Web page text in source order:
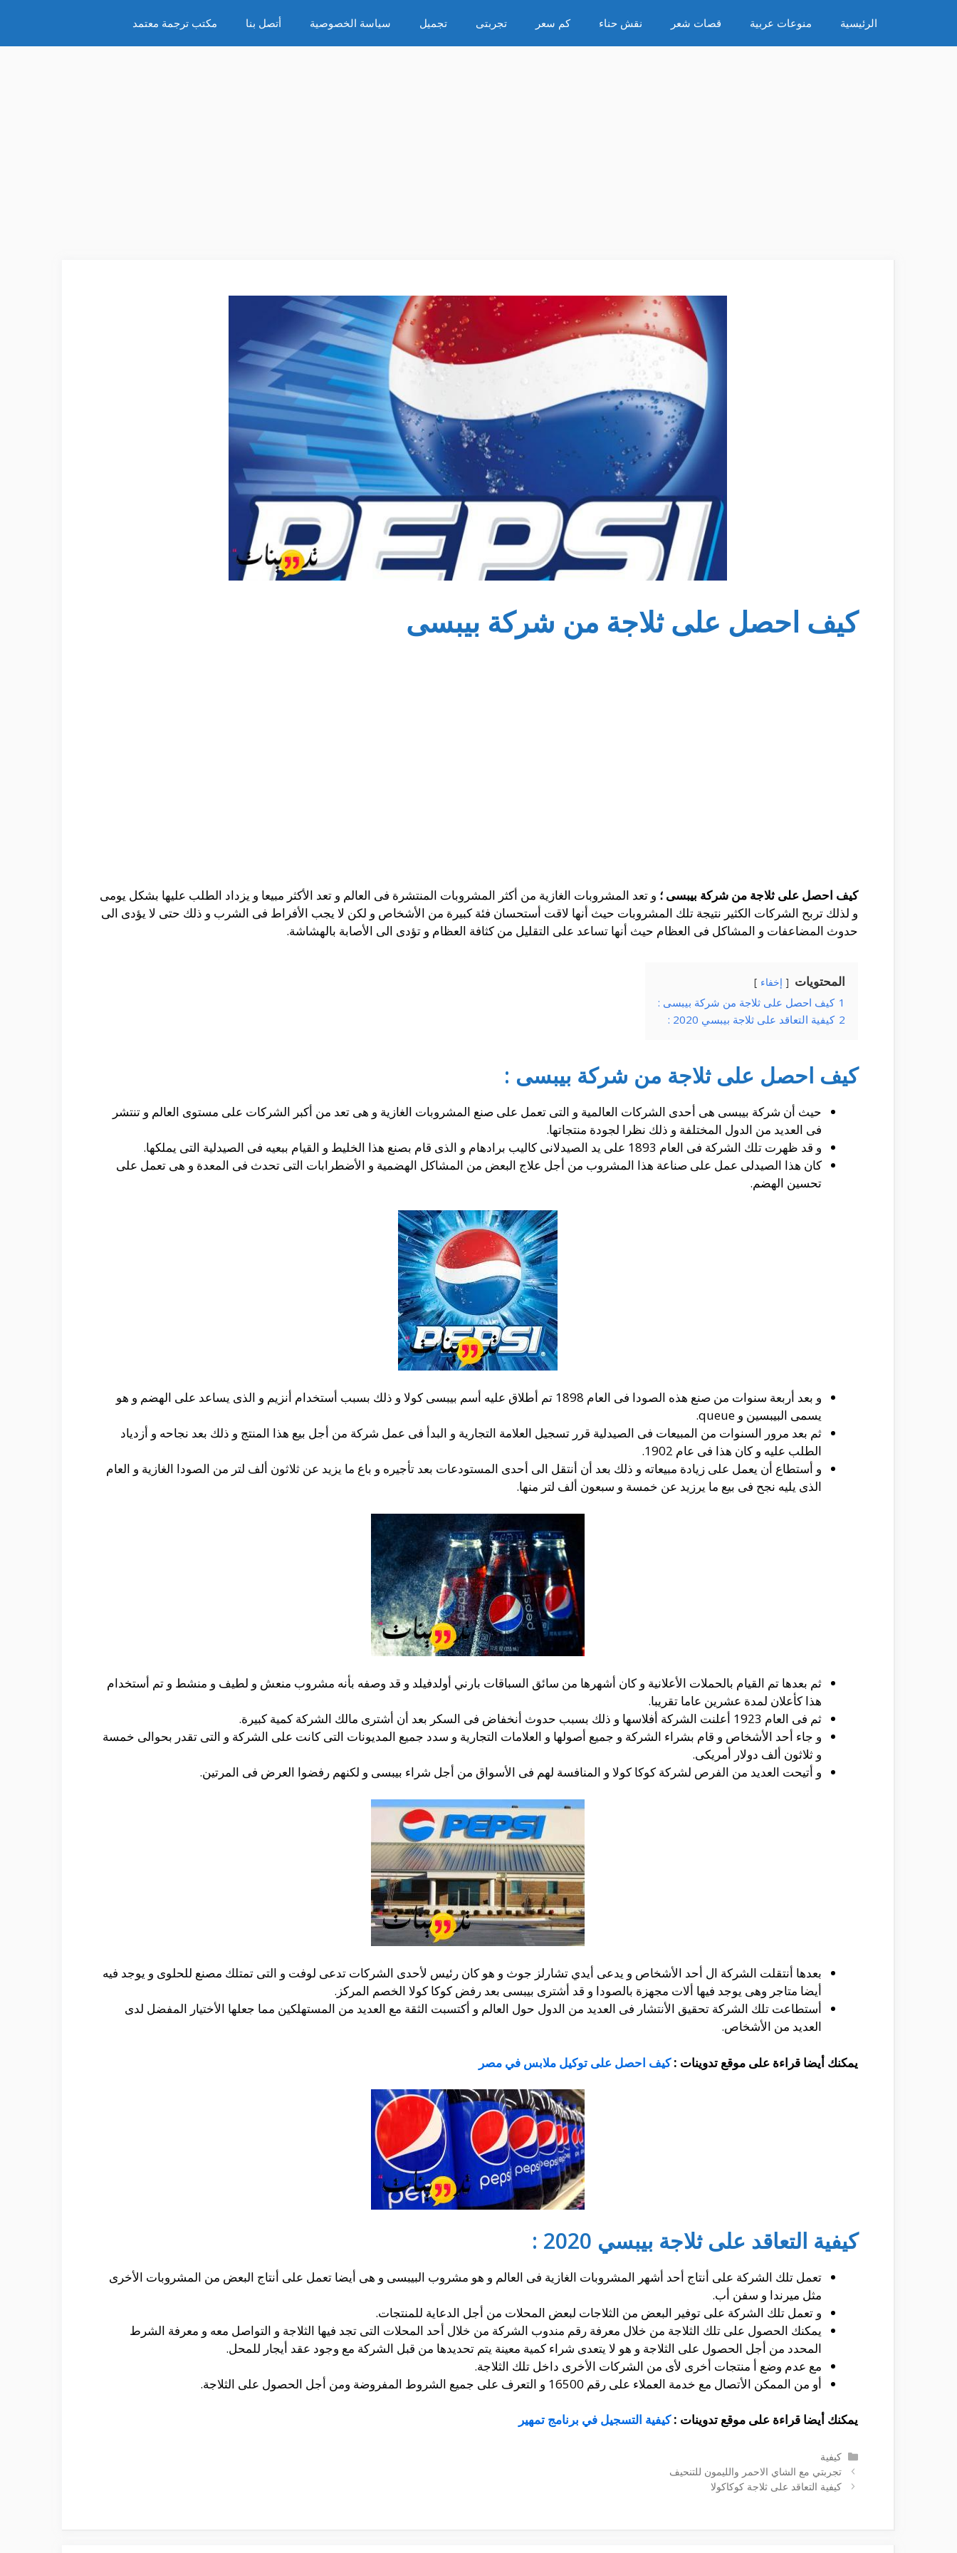
المحتوى
الرئيسية منوعات عربية قصات شعر نقش حناء كم سعر تجربتى تجميل سياسة الخصوصية أتصل بنا مكتب ترجمة معتمد
كيف احصل على ثلاجة من شركة بيبسى
كيف احصل على ثلاجة من شركة بيبسى ؛ و تعد المشروبات الغازية من أكثر المشروبات المنتشرة فى العالم و تعد الأكثر مبيعا و يزداد الطلب عليها بشكل يومى
و لذلك تربح الشركات الكثير نتيجة تلك المشروبات حيث أنها لاقت أستحسان فئة كبيرة من الأشخاص و لكن لا يجب الأفراط فى الشرب و ذلك حتى لا يؤدى الى
حدوث المضاعفات و المشاكل فى العظام حيث أنها تساعد على التقليل من كثافة العظام و تؤدى الى الأصابة بالهشاشة.
المحتويات إخفاء
1 كيف احصل على ثلاجة من شركة بيبسى :
2 كيفية التعاقد على ثلاجة بيبسي 2020 :
كيف احصل على ثلاجة من شركة بيبسى :
حيث أن شركة بيبسى هى أحدى الشركات العالمية و التى تعمل على صنع المشروبات الغازية و هى تعد من أكبر الشركات على مستوى العالم و تنتشر
فى العديد من الدول المختلفة و ذلك نظرا لجودة منتجاتها.
و قد ظهرت تلك الشركة فى العام 1893 على يد الصيدلانى كاليب برادهام و الذى قام بصنع هذا الخليط و القيام ببعيه فى الصيدلية التى يملكها.
كان هذا الصيدلى عمل على صناعة هذا المشروب من أجل علاج البعض من المشاكل الهضمية و الأضطرابات التى تحدث فى المعدة و هى تعمل على
تحسين الهضم.
و بعد أربعة سنوات من صنع هذه الصودا فى العام 1898 تم أطلاق عليه أسم بيبسى كولا و ذلك بسبب أستخدام أنزيم و الذى يساعد على الهضم و هو
يسمى البيبسين و queue.
ثم بعد مرور السنوات من المبيعات فى الصيدلية قرر تسجيل العلامة التجارية و البدأ فى عمل شركة من أجل بيع هذا المنتج و ذلك بعد نجاحه و أزدياد
الطلب عليه و كان هذا فى عام 1902.
و أستطاع أن يعمل على زيادة مبيعاته و ذلك بعد أن أنتقل الى أحدى المستودعات بعد تأجيره و باع ما يزيد عن ثلاثون ألف لتر من الصودا الغازية و العام
الذى يليه نجح فى بيع ما يرزيد عن خمسة و سبعون ألف لتر منها.
ثم بعدها تم القيام بالحملات الأعلانية و كان أشهرها من سائق السباقات بارني أولدفيلد و قد وصفه بأنه مشروب منعش و لطيف و منشط و تم أستخدام
هذا كأعلان لمدة عشرين عاما تقريبا.
ثم فى العام 1923 أعلنت الشركة أفلاسها و ذلك بسبب حدوث أنخفاض فى السكر بعد أن أشترى مالك الشركة كمية كبيرة.
و جاء أحد الأشخاص و قام بشراء الشركة و جميع أصولها و العلامات التجارية و سدد جميع المديونات التى كانت على الشركة و التى تقدر بحوالى خمسة
و ثلاثون ألف دولار أمريكى.
و أتيحت العديد من الفرص لشركة كوكا كولا و المنافسة لهم فى الأسواق من أجل شراء بيبسى و لكنهم رفضوا العرض فى المرتين.
بعدها أنتقلت الشركة ال أحد الأشخاص و يدعى أيدي تشارلز جوث و هو كان رئيس لأحدى الشركات تدعى لوفت و التى تمتلك مصنع للحلوى و يوجد فيه
أيضا متاجر وهى يوجد فيها ألات مجهزة بالصودا و قد أشترى بيبسى بعد رفض كوكا كولا الخصم المركز.
أستطاعت تلك الشركة تحقيق الأنتشار فى العديد من الدول حول العالم و أكتسبت الثقة مع العديد من المستهلكين مما جعلها الأختيار المفضل لدى
العديد من الأشخاص.
يمكنك أيضا قراءة على موقع تدوينات :كيف احصل على توكيل ملابس في مصر
كيفية التعاقد على ثلاجة بيبسي 2020 :
تعمل تلك الشركة على أنتاج أحد أشهر المشروبات الغازية فى العالم و هو مشروب البيبسى و هى أيضا تعمل على أنتاج البعض من المشروبات الأخرى
مثل ميرندا و سفن أب.
و تعمل تلك الشركة على توفير البعض من الثلاجات لبعض المحلات من أجل الدعاية للمنتجات.
يمكنك الحصول على تلك الثلاجة من خلال معرفة رقم مندوب الشركة من خلال أحد المحلات التى تجد فيها الثلاجة و التواصل معه و معرفة الشرط
المحدد من أجل الحصول على الثلاجة و هو لا يتعدى شراء كمية معينة يتم تحديدها من قبل الشركة مع وجود عقد أيجار للمحل.
مع عدم وضع أ منتجات أخرى لأى من الشركات الأخرى داخل تلك الثلاجة.
أو من الممكن الأتصال مع خدمة العملاء على رقم 16500 و التعرف على جميع الشروط المفروضة ومن أجل الحصول على الثلاجة.
يمكنك أيضا قراءة على موقع تدوينات :كيفية التسجيل في برنامج تمهير
التصنيفات
كيفية
تجربتي مع الشاي الاحمر والليمون للتنحيف
كيفية التعاقد على ثلاجة كوكاكولا